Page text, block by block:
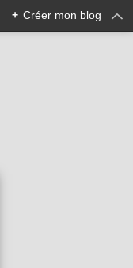
+ Créer mon blog